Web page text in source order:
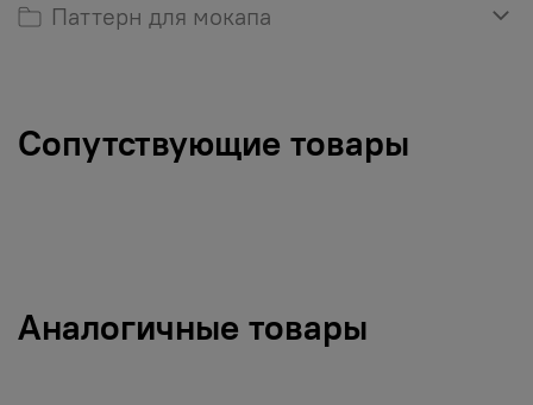
Паттерн для мокапа
Сопутствующие товары
Аналогичные товары